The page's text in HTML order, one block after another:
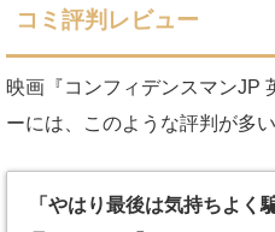
コミ評判レビュー
映画『コンフィデンスマンJP
ーには、このような評判が多い
「やはり最後は気持ちよく